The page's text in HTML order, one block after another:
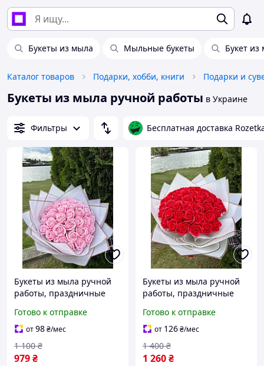
Букеты из мыла Мыльные букеты Букет
Каталог товаров Подарки, хобби, книги
Букеты из мыла ручной работы в Украине
Фильтры Бесплатная доставка
Букеты из мыла ручной
работы, праздничные
цветов, подарочный
букет розы, мыльные
розы
Готово к отправке
от98₴/мес
979₴
1 100 ₴
Букеты из мыла ручной
работы, праздничные
цветов, мыльные розы,
красный
Готово к отправке
от 126₴/мес
1 260₴
1 400 ₴